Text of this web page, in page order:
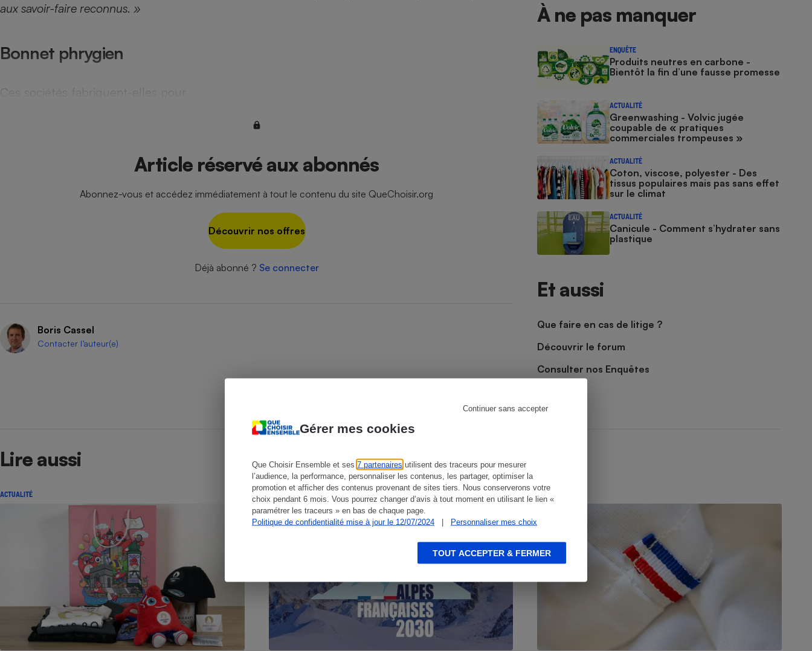
Gérer mes cookies
Que Choisir Ensemble et ses 7 partenaires utilisent des traceurs pour mesurer
l’audience, la performance, personnaliser les contenus, les partager, optimiser la
promotion et afficher des contenus provenant de sites tiers. Nous conserverons votre
choix pendant 6 mois. Vous pourrez changer d’avis à tout moment en utilisant le lien «
paramétrer les traceurs » en bas de chaque page.
Politique de confidentialité mise à jour le 12/07/2024
| Personnaliser mes choix
Continuer sans accepter
TOUT ACCEPTER & FERMER
aux savoir-faire reconnus. »
Bonnet phrygien
Ces sociétés fabriquent-elles pour
Article réservé aux abonnés
Abonnez-vous et accédez immédiatement à tout le contenu du site QueChoisir.org
Découvrir nos offres
Déjà abonné ? Se connecter
Boris Cassel
Contacter l’auteur(e)
À ne pas manquer
ENQUÊTE
Produits neutres en carbone -
Bientôt la fin d’une fausse promesse
ACTUALITÉ
Greenwashing - Volvic jugée
coupable de « pratiques
commerciales trompeuses »
ACTUALITÉ
Coton, viscose, polyester - Des
tissus populaires mais pas sans effet
sur le climat
ACTUALITÉ
Canicule - Comment s’hydrater sans
plastique
Et aussi
Que faire en cas de litige ?
Découvrir le forum
Consulter nos Enquêtes
Lire aussi
ACTUALITÉ ENQUÊTE ENQUÊTE
Cafetière à expressos